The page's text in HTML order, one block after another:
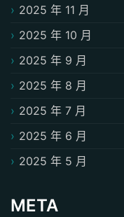
2025 年 11 月
2025 年 10 月
2025 年 9 月
2025 年 8 月
2025 年 7 月
2025 年 6 月
2025 年 5 月
META